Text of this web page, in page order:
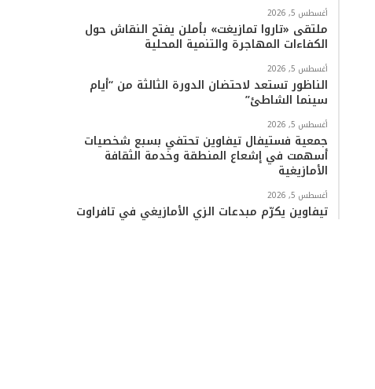
أغسطس 5, 2026
ملتقى «تاروا تمازيغت» بأملن يفتح النقاش حول
الكفاءات المهاجرة والتنمية المحلية
أغسطس 5, 2026
الناظور تستعد لاحتضان الدورة الثالثة من “أيام
سينما الشاطئ”
أغسطس 5, 2026
جمعية فستيفال تيفاوين تحتفي بسبع شخصيات
أسهمت في إشعاع المنطقة وخدمة الثقافة
الأمازيغية
أغسطس 5, 2026
تيفاوين يكرّم مبدعات الزي الأمازيغي في تافراوت